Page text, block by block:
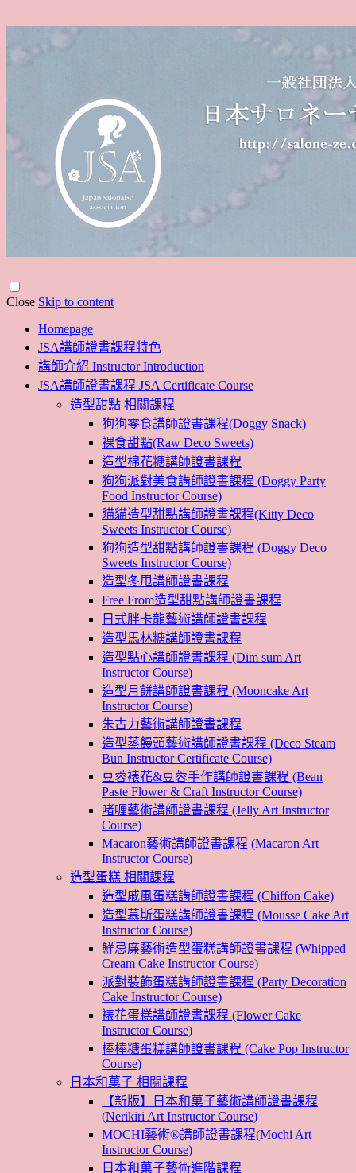
Close Skip to content
Homepage
JSA講師證書課程特色
講師介紹 Instructor Introduction
JSA講師證書課程 JSA Certificate Course
造型甜點 相關課程
狗狗零食講師證書課程(Doggy Snack)
裸食甜點(Raw Deco Sweets)
造型棉花糖講師證書課程
狗狗派對美食講師證書課程 (Doggy Party
Food Instructor Course)
貓貓造型甜點講師證書課程(Kitty Deco
Sweets Instructor Course)
狗狗造型甜點講師證書課程 (Doggy Deco
Sweets Instructor Course)
造型冬甩講師證書課程
Free From造型甜點講師證書課程
日式胖卡龍藝術講師證書課程
造型馬林糖講師證書課程
造型點心講師證書課程 (Dim sum Art
Instructor Course)
造型月餅講師證書課程 (Mooncake Art
Instructor Course)
朱古力藝術講師證書課程
造型蒸饅頭藝術講師證書課程 (Deco Steam
Bun Instructor Certificate Course)
豆蓉裱花&豆蓉手作講師證書課程 (Bean
Paste Flower & Craft Instructor Course)
啫喱藝術講師證書課程 (Jelly Art Instructor
Course)
Macaron藝術講師證書課程 (Macaron Art
Instructor Course)
造型蛋糕 相關課程
造型戚風蛋糕講師證書課程 (Chiffon Cake)
造型慕斯蛋糕講師證書課程 (Mousse Cake Art
Instructor Course)
鮮忌廉藝術造型蛋糕講師證書課程 (Whipped
Cream Cake Instructor Course)
派對裝飾蛋糕講師證書課程 (Party Decoration
Cake Instructor Course)
裱花蛋糕講師證書課程 (Flower Cake
Instructor Course)
棒棒糖蛋糕講師證書課程 (Cake Pop Instructor
Course)
日本和菓子 相關課程
【新版】日本和菓子藝術講師證書課程
(Nerikiri Art Instructor Course)
MOCHI藝術®講師證書課程(Mochi Art
Instructor Course)
日本和菓子藝術進階課程